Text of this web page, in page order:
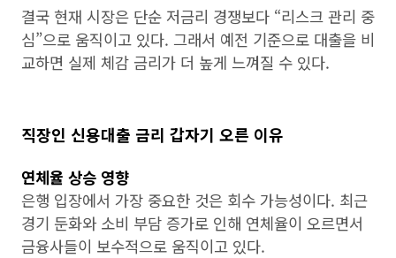
결국 현재 시장은 단순 저금리 경쟁보다 “리스크 관리 중
심”으로 움직이고 있다. 그래서 예전 기준으로 대출을 비
교하면 실제 체감 금리가 더 높게 느껴질 수 있다.
직장인 신용대출 금리 갑자기 오른 이유
연체율 상승 영향
은행 입장에서 가장 중요한 것은 회수 가능성이다. 최근
경기 둔화와 소비 부담 증가로 인해 연체율이 오르면서
금융사들이 보수적으로 움직이고 있다.